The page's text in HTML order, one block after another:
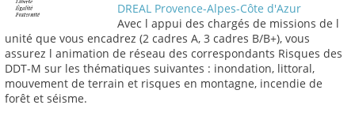
DREAL Provence-Alpes-Côte d'Azur
Avec l appui des chargés de missions de l
unité que vous encadrez (2 cadres A, 3 cadres B/B+), vous
assurez l animation de réseau des correspondants Risques des
DDT-M sur les thématiques suivantes : inondation, littoral,
mouvement de terrain et risques en montagne, incendie de
forêt et séisme.